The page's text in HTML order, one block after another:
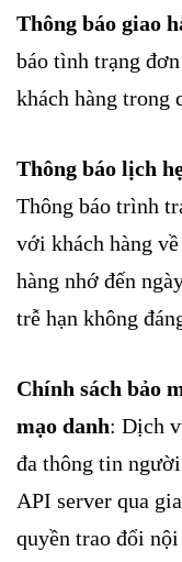
Thông báo giao
báo tình trạng
khách hàng trong
Thông báo lịch
Thông báo trình
với khách hàng
hàng nhớ đến
trễ hạn không
Chính sách bảo
mạo danh: Dịch
đa thông tin
API server qua
quyền trao đổi